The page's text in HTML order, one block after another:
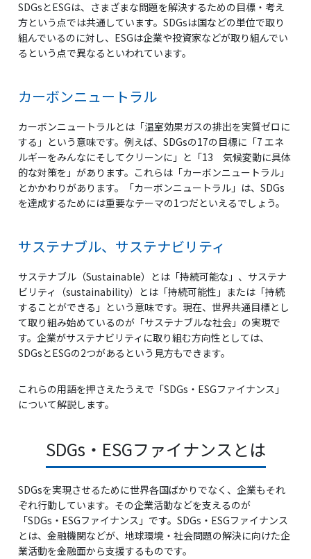
SDGsとESGは、さまざまな問題を解決するための目標・考え
方という点では共通しています。SDGsは国などの単位で取り
組んでいるのに対し、ESGは企業や投資家などが取り組んでい
るという点で異なるといわれています。
カーボンニュートラル
カーボンニュートラルとは「温室効果ガスの排出を実質ゼロに
する」という意味です。例えば、SDGsの17の目標に「7 エネ
ルギーをみんなにそしてクリーンに」と「13 気候変動に具体
的な対策を」があります。これらは「カーボンニュートラル」
とかかわりがあります。「カーボンニュートラル」は、SDGs
を達成するためには重要なテーマの1つだといえるでしょう。
サステナブル、サステナビリティ
サステナブル（Sustainable）とは「持続可能な」、サステナ
ビリティ（sustainability）とは「持続可能性」または「持続
することができる」という意味です。現在、世界共通目標とし
て取り組み始めているのが「サステナブルな社会」の実現で
す。企業がサステナビリティに取り組む方向性としては、
SDGsとESGの2つがあるという見方もできます。
これらの用語を押さえたうえで「SDGs・ESGファイナンス」
について解説します。
SDGs・ESGファイナンスとは
SDGsを実現させるために世界各国ばかりでなく、企業もそれ
ぞれ行動しています。その企業活動などを支えるのが
「SDGs・ESGファイナンス」です。SDGs・ESGファイナンス
とは、金融機関などが、地球環境・社会問題の解決に向けた企
業活動を金融面から支援するものです。